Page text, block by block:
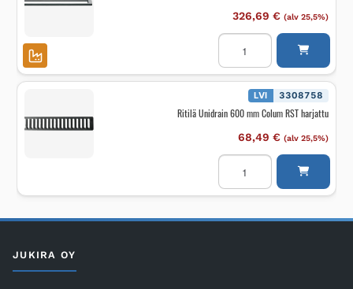
326,69 € (alv 25,5%)
Kehys
Unidrain
300/10
mm,
RST
harjattu
määrä
LVI 3308758
Ritilä Unidrain 600 mm Colum RST harjattu
68,49 € (alv 25,5%)
Ritilä
Unidrain
mm
harjattu
JUKIRA OY